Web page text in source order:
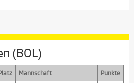
(BOL)
Mannschaft
Punkte